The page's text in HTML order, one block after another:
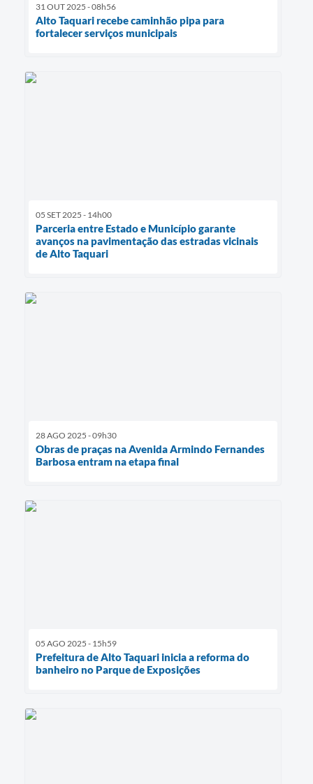
31 OUT 2025 - 08h56
Alto Taquari recebe caminhão pipa para
fortalecer serviços municipais
05 SET 2025 - 14h00
Parceria entre Estado e Município garante
avanços na pavimentação das estradas vicinais
de Alto Taquari
28 AGO 2025 - 09h30
Obras de praças na Avenida Armindo Fernandes
Barbosa entram na etapa final
05 AGO 2025 - 15h59
Prefeitura de Alto Taquari inicia a reforma do
banheiro no Parque de Exposições